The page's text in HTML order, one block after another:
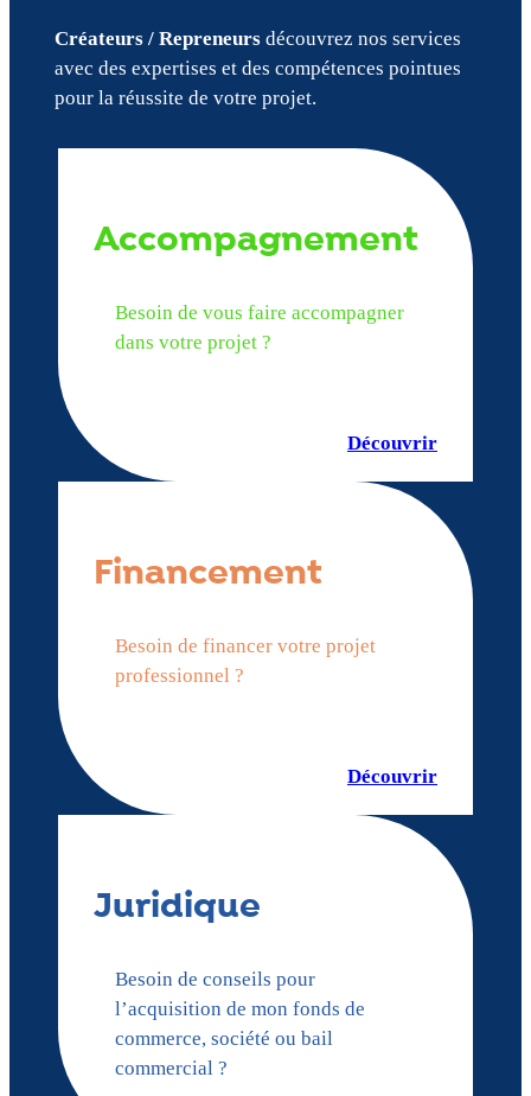
Créateurs / Repreneursdécouvrez nos services
avec des expertises et des compétences pointues
pour la réussite de votre projet.
Accompagnement
Besoin de vous faire accompagner
dans votre projet ?
Découvrir
Financement
Besoin de financer votre projet
professionnel ?
Découvrir
Juridique
Besoin de conseils pour
l’acquisition de mon fonds de
commerce, société ou bail
commercial ?